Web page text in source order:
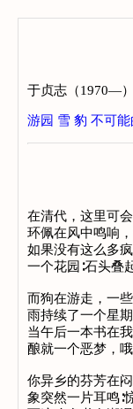
于贞志（1970—
游园 雪 豹 不可能
在清代，这里可
环佩在风中鸣响
如果没有这么多
一个花园∶石头叠
而狗在游走，一
雨持续了一个星
当午后一本书在
酿就一个恶梦，
你异乡的芬芳在
象突然一片耳鸣∶